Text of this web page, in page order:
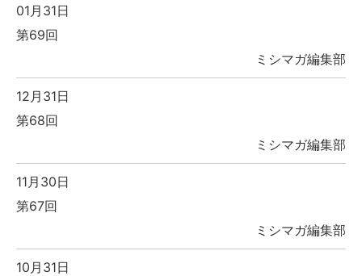
01月31日
第69回
ミシマガ編集部
12月31日
第68回
ミシマガ編集部
11月30日
第67回
ミシマガ編集部
10月31日